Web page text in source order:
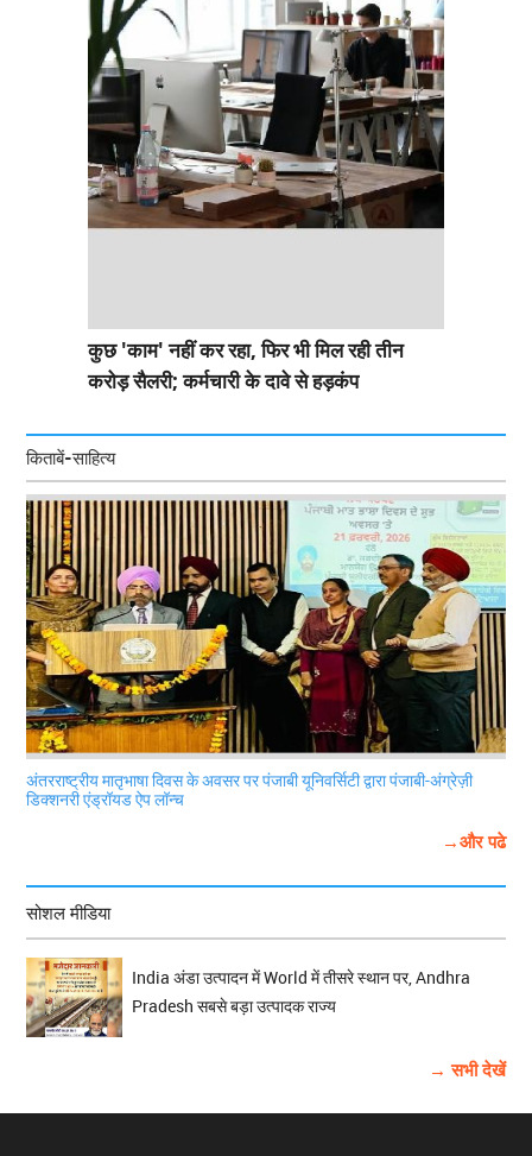
कुछ 'काम' नहीं कर रहा, फिर भी मिल रही तीन
करोड़ सैलरी; कर्मचारी के दावे से हड़कंप
किताबें-साहित्य
अंतरराष्ट्रीय मातृभाषा दिवस के अवसर पर पंजाबी यूनिवर्सिटी द्वारा पंजाबी-अंग्रेज़ी
डिक्शनरी एंड्रॉयड ऐप लॉन्च
→और पढे
सोशल मीडिया
India अंडा उत्पादन में World में तीसरे स्थान पर, Andhra
Pradesh सबसे बड़ा उत्पादक राज्य
→ सभी देखें